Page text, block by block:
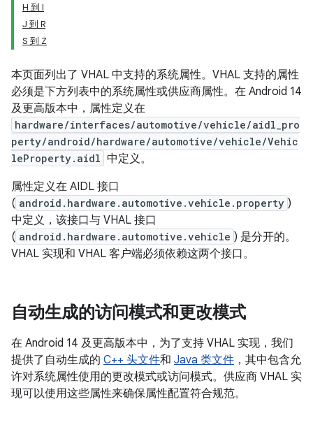
H 到 I
J 到 R
S 到 Z
本页面列出了 VHAL 中支持的系统属性。VHAL 支持的属性
必须是下方列表中的系统属性或供应商属性。在 Android 14
及更高版本中，属性定义在
hardware/interfaces/automotive/vehicle/aidl_pro
perty/android/hardware/automotive/vehicle/Vehic
leProperty.aidl 中定义。
属性定义在 AIDL 接口
( android.hardware.automotive.vehicle.property )
中定义，该接口与 VHAL 接口
( android.hardware.automotive.vehicle ) 是分开的。
VHAL 实现和 VHAL 客户端必须依赖这两个接口。
自动生成的访问模式和更改模式
在 Android 14 及更高版本中，为了支持 VHAL 实现，我们
提供了自动生成的 C++ 头文件和 Java 类文件 ，其中包含允
许对系统属性使用的更改模式或访问模式。供应商 VHAL 实
现可以使用这些属性来确保属性配置符合规范。